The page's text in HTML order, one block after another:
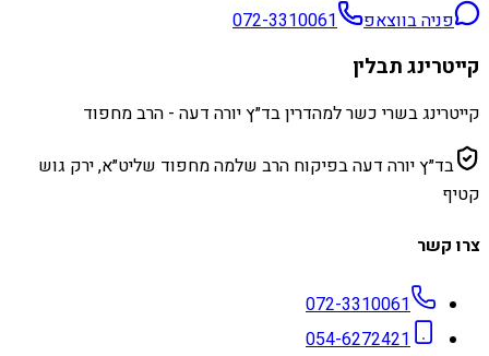
פניה בווצאפ 072-3310061
קייטרינג תבלין
קייטרינג בשרי כשר למהדרין בד״ץ יורה דעה - הרב מחפוד
בד״ץ יורה דעה בפיקוח הרב שלמה מחפוד שליט״א, ירק גוש
קטיף
צרו קשר
072-3310061
054-6272421